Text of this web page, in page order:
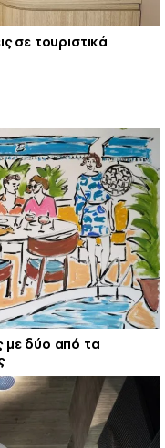
σε τουριστικά
με δύο από τα